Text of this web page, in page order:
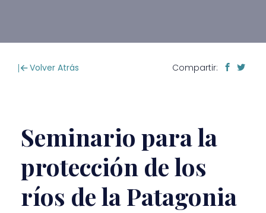
Volver Atrás Compartir:
Seminario para la
protección de los
ríos de la Patagonia